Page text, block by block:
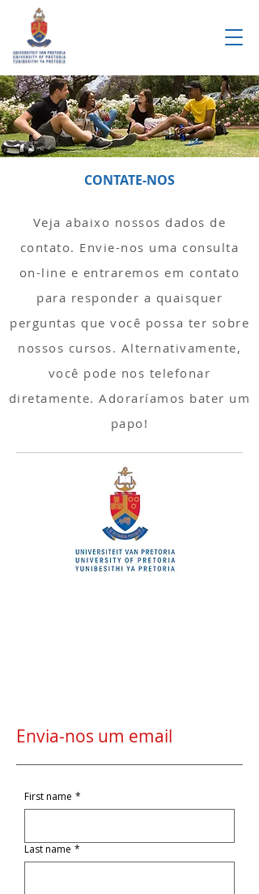
CONTATE-NOS
Veja abaixo nossos dados de
contato. Envie-nos uma consulta
on-line e entraremos em contato
para responder a quaisquer
perguntas que você possa ter sobre
nossos cursos. Alternativamente,
você pode nos telefonar
diretamente. Adoraríamos bater um
papo!
Envia-nos um email
First name *
Last name *